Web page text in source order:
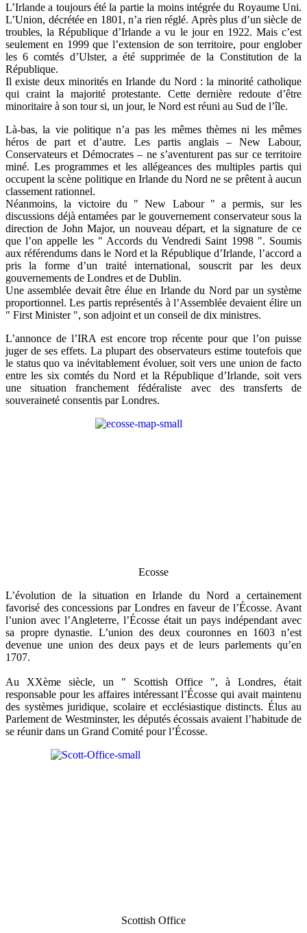
L’Irlande a toujours été la partie la moins intégrée du Royaume Uni.
L’Union, décrétée en 1801, n’a rien réglé. Après plus d’un siècle de
troubles, la République d’Irlande a vu le jour en 1922. Mais c’est
seulement en 1999 que l’extension de son territoire, pour englober
les 6 comtés d’Ulster, a été supprimée de la Constitution de la
République.
Il existe deux minorités en Irlande du Nord : la minorité catholique
qui craint la majorité protestante. Cette dernière redoute d’être
minoritaire à son tour si, un jour, le Nord est réuni au Sud de l’île.
Là-bas, la vie politique n’a pas les mêmes thèmes ni les mêmes
héros de part et d’autre. Les partis anglais – New Labour,
Conservateurs et Démocrates – ne s’aventurent pas sur ce territoire
miné. Les programmes et les allégeances des multiples partis qui
occupent la scène politique en Irlande du Nord ne se prêtent à aucun
classement rationnel.
Néanmoins, la victoire du " New Labour " a permis, sur les
discussions déjà entamées par le gouvernement conservateur sous la
direction de John Major, un nouveau départ, et la signature de ce
que l’on appelle les " Accords du Vendredi Saint 1998 ". Soumis
aux référendums dans le Nord et la République d’Irlande, l’accord a
pris la forme d’un traité international, souscrit par les deux
gouvernements de Londres et de Dublin.
Une assemblée devait être élue en Irlande du Nord par un système
proportionnel. Les partis représentés à l’Assemblée devaient élire un
" First Minister ", son adjoint et un conseil de dix ministres.
L’annonce de l’IRA est encore trop récente pour que l’on puisse
juger de ses effets. La plupart des observateurs estime toutefois que
le status quo va inévitablement évoluer, soit vers une union de facto
entre les six comtés du Nord et la République d’Irlande, soit vers
une situation franchement fédéraliste avec des transferts de
souveraineté consentis par Londres.
Ecosse
L’évolution de la situation en Irlande du Nord a certainement
favorisé des concessions par Londres en faveur de l’Écosse. Avant
l’union avec l’Angleterre, l’Écosse était un pays indépendant avec
sa propre dynastie. L’union des deux couronnes en 1603 n’est
devenue une union des deux pays et de leurs parlements qu’en
1707.
Au XXème siècle, un " Scottish Office ", à Londres, était
responsable pour les affaires intéressant l’Écosse qui avait maintenu
des systèmes juridique, scolaire et ecclésiastique distincts. Élus au
Parlement de Westminster, les députés écossais avaient l’habitude de
se réunir dans un Grand Comité pour l’Écosse.
Scottish Office